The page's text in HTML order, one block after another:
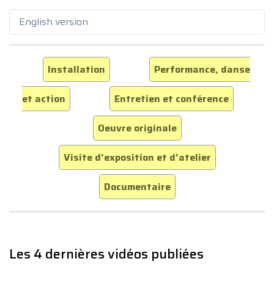
English version
Installation
Performance, danse
et action
Entretien et conférence
Oeuvre originale
Visite d'exposition et d'atelier
Documentaire
Les 4 dernières vidéos publiées